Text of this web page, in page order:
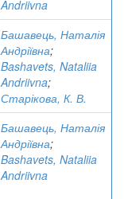
Andriivna
Башавець, Наталія
Андріївна;
Bashavets, Nataliia
Andriivna;
Старікова, К. В.
Башавець, Наталія
Андріївна;
Bashavets, Nataliia
Andriivna